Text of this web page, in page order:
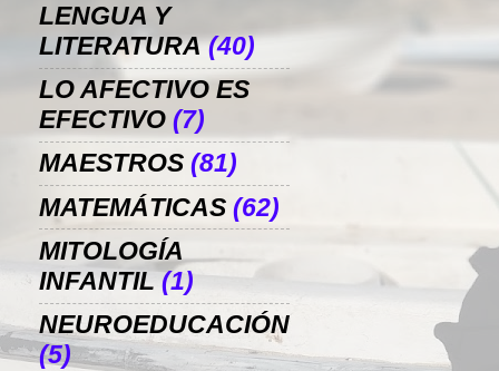
LENGUA Y
LITERATURA (40)
LO AFECTIVO ES
EFECTIVO (7)
MAESTROS (81)
MATEMÁTICAS (62)
MITOLOGÍA
INFANTIL (1)
NEUROEDUCACIÓN
(5)